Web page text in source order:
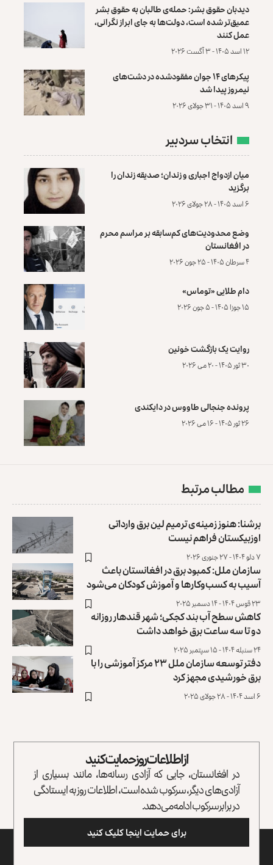
دیدبان حقوق بشر: حمله‌ی طالبان به حقوق بشر
عمیق‌تر شده است، دولت‌ها به جای ابراز نگرانی،
عمل کنند
۱۲ اسد ۱۴۰۵ - ۳ آگست ۲۰۲۶
پیکرهای ۱۴ جوان مفقودشده در دشت‌های
نیمروز پیدا شد
۹ اسد ۱۴۰۵ - ۳۱ جولای ۲۰۲۶
انتخاب سردبیر
میان ازدواج اجباری و زندان؛ صدیقه زندان را
برگزید
۶ اسد ۱۴۰۵ - ۲۸ جولای ۲۰۲۶
وضع محدودیت‌های کم‌سابقه بر مراسم محرم
در افغانستان
۴ سرطان ۱۴۰۵ - ۲۵ جون ۲۰۲۶
دام طلایی «توماس»
۱۵ جوزا ۱۴۰۵ - ۵ جون ۲۰۲۶
روایت یک بازگشت خونین
۳۰ ثور ۱۴۰۵ - ۲۰ می ۲۰۲۶
پرونده‌ جنجالی طاووس در دایکندی
۲۶ ثور ۱۴۰۵ - ۱۶ می ۲۰۲۶
مطالب مرتبط
برشنا: هنوز زمینه‌ی ترمیم لین برق وارداتی
اوزبیکستان فراهم نیست
۷ دلو ۱۴۰۴ - ۲۷ جنوری ۲۰۲۶
سازمان ملل: کمبود برق در افغانستان باعث
آسیب به کسب‌وکارها و آموزش کودکان می‌شود
۲۳ قوس ۱۴۰۴ - ۱۴ دسمبر ۲۰۲۵
کاهش سطح آب بند کجکی؛ شهر قندهار روزانه
دو تا سه ساعت برق خواهد داشت
۲۴ سنبله ۱۴۰۴ - ۱۵ سپتمبر ۲۰۲۵
دفتر توسعه سازمان ملل ۲۳ مرکز آموزشی را با
برق خورشیدی مجهز کرد
۶ اسد ۱۴۰۴ - ۲۸ جولای ۲۰۲۵
از اطلاعات روز حمایت کنید
در افغانستان، جایی که آزادی رسانه‌ها، مانند بسیاری از
آزادی‌های دیگر، سرکوب شده است، اطلاعات روز به ایستادگی
در برابر سرکوب ادامه می‌دهد.
برای حمایت اینجا کلیک کنید